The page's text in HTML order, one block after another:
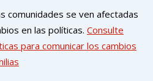
comunidades se ven afectadas
en las políticas. Consulte
para comunicar los cambios